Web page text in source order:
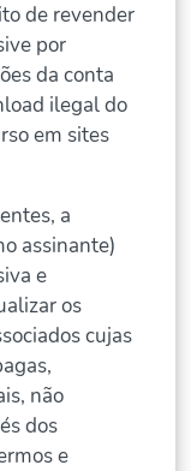
de revender
por
da conta
ilegal do
em sites
a
assinante)
e
os
cujas
não
dos
e